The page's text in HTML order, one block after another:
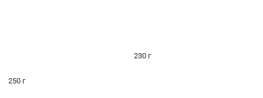
230 г
250 г